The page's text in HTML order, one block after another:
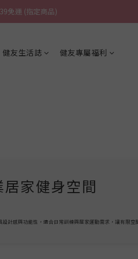
（點我看介紹 💬）
免運 (指定商品)
健友生活誌
健友專屬福利
家健身空間
計感與功能性，適合日常訓練與居家運動需求，讓有限空